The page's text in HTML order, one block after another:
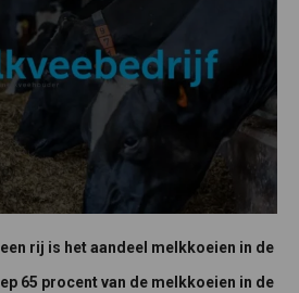
rij is het aandeel melkkoeien in de
65 procent van de melkkoeien in de